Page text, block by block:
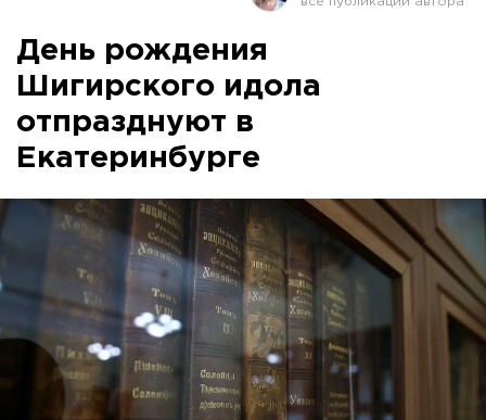
День рождения
Шигирского идола
отпразднуют в
Екатеринбурге